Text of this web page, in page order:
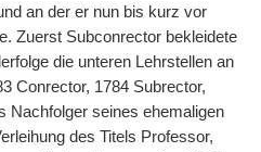
an der er nun bis kurz vor
Zuerst Subconrector bekleidete
die unteren Lehrstellen an
Conrector, 1784 Subrector,
Nachfolger seines ehemaligen
des Titels Professor,